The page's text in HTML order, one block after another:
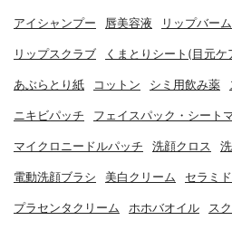
アイシャンプー 唇美容液 リップバーム
リップスクラブ くまとりシート(目元
あぶらとり紙 コットン シミ用飲み薬
ニキビパッチ フェイスパック・シート
マイクロニードルパッチ 洗顔クロス
電動洗顔ブラシ 美白クリーム セラミ
プラセンタクリーム ホホバオイル ス